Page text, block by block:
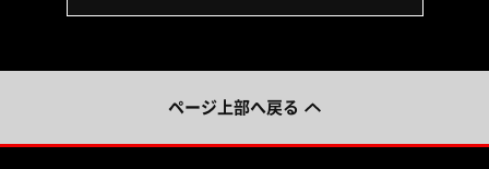
ページ上部へ戻る